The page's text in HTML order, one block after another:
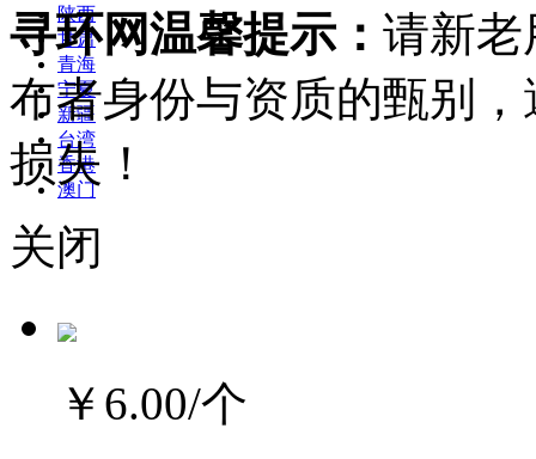
陕西
甘肃
青海
宁夏
新疆
台湾
香港
澳门
寻环网温馨提示： 请新老
布者身份与资质的甄别
损失！
关闭
￥6.00/个